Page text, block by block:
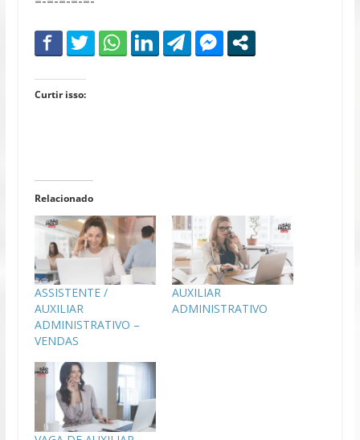
Curtir isso:
Relacionado
ASSISTENTE /
AUXILIAR
ADMINISTRATIVO –
VENDAS
AUXILIAR
ADMINISTRATIVO